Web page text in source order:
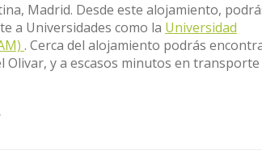
Madrid. Desde este alojamiento,
a Universidades como la Universidad
. Cerca del alojamiento podrás
Olivar, y a escasos minutos en transporte